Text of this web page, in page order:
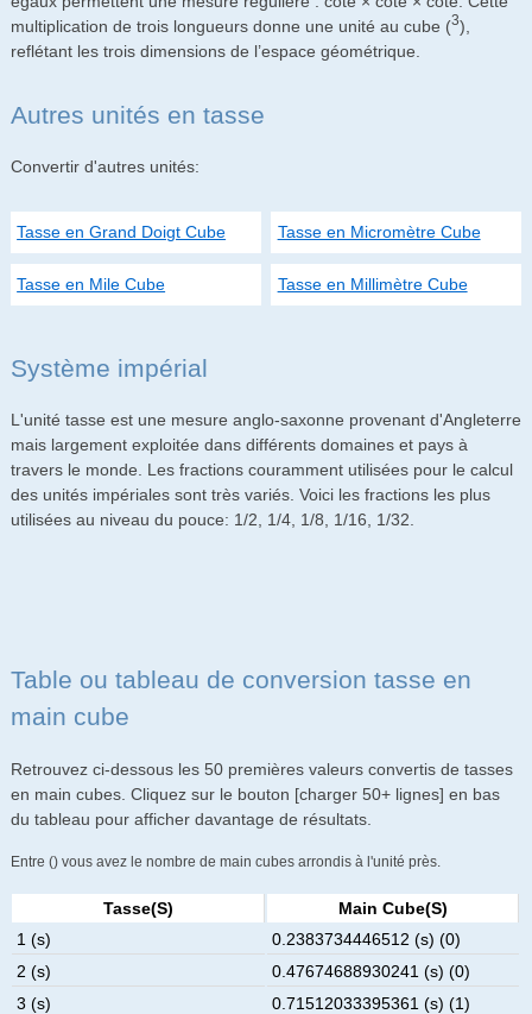
multiplication de trois longueurs donne une unité au cube (3),
reflétant les trois dimensions de l’espace géométrique.
Autres unités en tasse
Convertir d'autres unités:
Tasse en Grand Doigt Cube Tasse en Micromètre Cube
Tasse en Mile Cube Tasse en Millimètre Cube
Système impérial
L'unité tasse est une mesure anglo-saxonne provenant d'Angleterre
mais largement exploitée dans différents domaines et pays à
travers le monde. Les fractions couramment utilisées pour le calcul
des unités impériales sont très variés. Voici les fractions les plus
utilisées au niveau du pouce: 1/2, 1/4, 1/8, 1/16, 1/32.
Table ou tableau de conversion tasse en
main cube
Retrouvez ci-dessous les 50 premières valeurs convertis de tasses
en main cubes. Cliquez sur le bouton [charger 50+ lignes] en bas
du tableau pour afficher davantage de résultats.
Entre () vous avez le nombre de main cubes arrondis à l'unité près.
Tasse(s)
Main Cube(s)
1 (s)
0.2383734446512 (s) (0)
2 (s)
0.47674688930241 (s) (0)
3 (s)
0.71512033395361 (s) (1)